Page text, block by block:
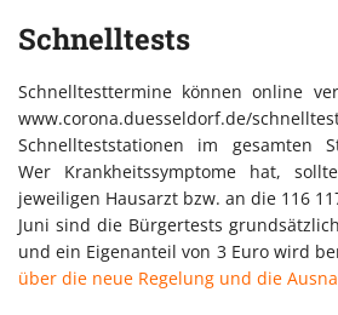
Schnelltests
Schnelltesttermine können online
www.corona.duesseldorf.de/
Schnellteststationen im gesamten
Wer Krankheitssymptome hat,
jeweiligen Hausarzt bzw. an die 116
Juni sind die Bürgertests
und ein Eigenanteil von 3 Euro wird
über die neue Regelung und die